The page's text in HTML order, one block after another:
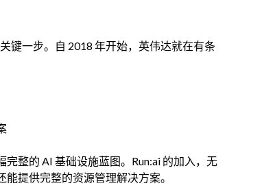
键一步。自 2018 年开始，英伟达就在有条
整的 AI 基础设施蓝图。Run:ai 的加入，无
提供完整的资源管理解决方案。